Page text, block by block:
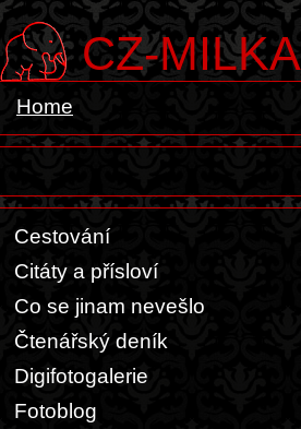
CZ-MILKA
Home
Cestování
Citáty a přísloví
Co se jinam nevešlo
Čtenářský deník
Digifotogalerie
Fotoblog